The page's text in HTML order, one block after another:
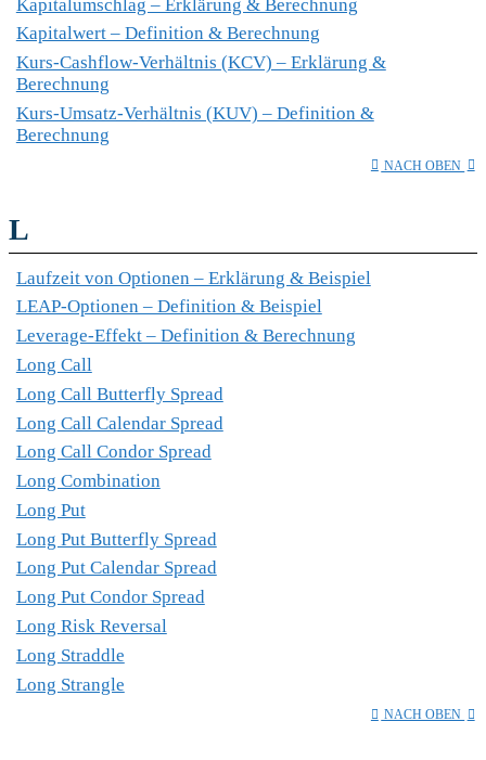
Kapitalumschlag – Erklärung & Berechnung
Kapitalwert – Definition & Berechnung
Kurs-Cashflow-Verhältnis (KCV) – Erklärung &
Berechnung
Kurs-Umsatz-Verhältnis (KUV) – Definition &
Berechnung
NACH OBEN
L
Laufzeit von Optionen – Erklärung & Beispiel
LEAP-Optionen – Definition & Beispiel
Leverage-Effekt – Definition & Berechnung
Long Call
Long Call Butterfly Spread
Long Call Calendar Spread
Long Call Condor Spread
Long Combination
Long Put
Long Put Butterfly Spread
Long Put Calendar Spread
Long Put Condor Spread
Long Risk Reversal
Long Straddle
Long Strangle
NACH OBEN